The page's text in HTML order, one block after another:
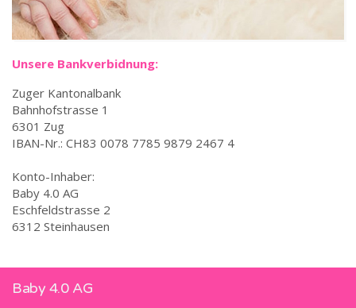
Unsere Bankverbidnung:
Zuger Kantonalbank
Bahnhofstrasse 1
6301 Zug
IBAN-Nr.: CH83 0078 7785 9879 2467 4
Konto-Inhaber:
Baby 4.0 AG
Eschfeldstrasse 2
6312 Steinhausen
Baby 4.0 AG